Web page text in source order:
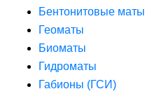
Бентонитовые маты
Геоматы
Биоматы
Гидроматы
Габионы (ГСИ)